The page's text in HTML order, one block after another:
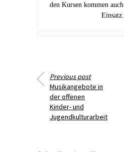
den Kursen kommen
Einsatz.
Previous post
Musikangebote in
der offenen
Kinder- und
Jugendkulturarbeit